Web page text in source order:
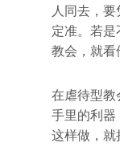
人同去，
定准。若
教会，就看
在虐待型教
手里的利器
这样做，就